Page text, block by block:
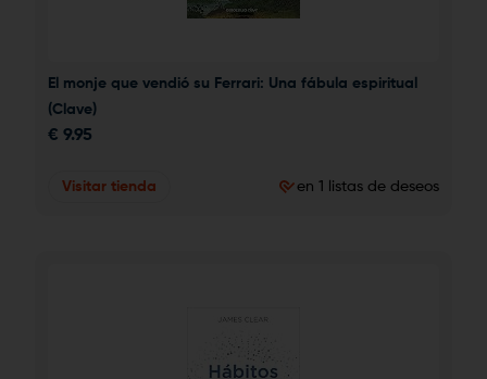
El monje que vendió su Ferrari: Una fábula espiritual
(Clave)
€ 9.95
Visitar tienda en 1 listas de deseos